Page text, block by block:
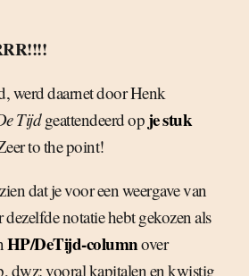
werd daarnet door Henk
Tijdgeattendeerd op je stuk
to the point!
dat je voor een weergave van
notatie hebt gekozen als
HP/DeTijd-columnover
dwz: vooral kapitalen en kwistig